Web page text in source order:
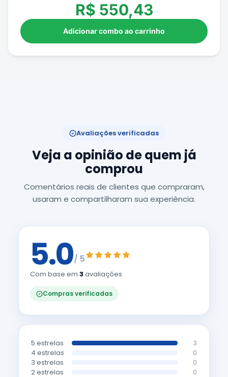
R$ 550,43
Adicionar combo ao carrinho
Avaliações verificadas
Veja a opinião de quem já
comprou
Comentários reais de clientes que compraram,
usaram e compartilharam sua experiência.
5.0/ 5
Com base em 3avaliações
Compras verificadas
5 estrelas 3
4 estrelas 0
3 estrelas 0
2 estrelas 0